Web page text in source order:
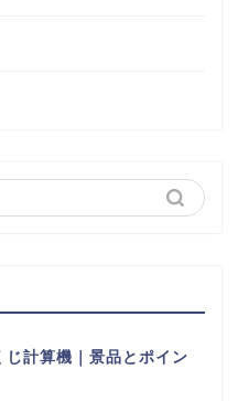
じ計算機｜景品とポイン